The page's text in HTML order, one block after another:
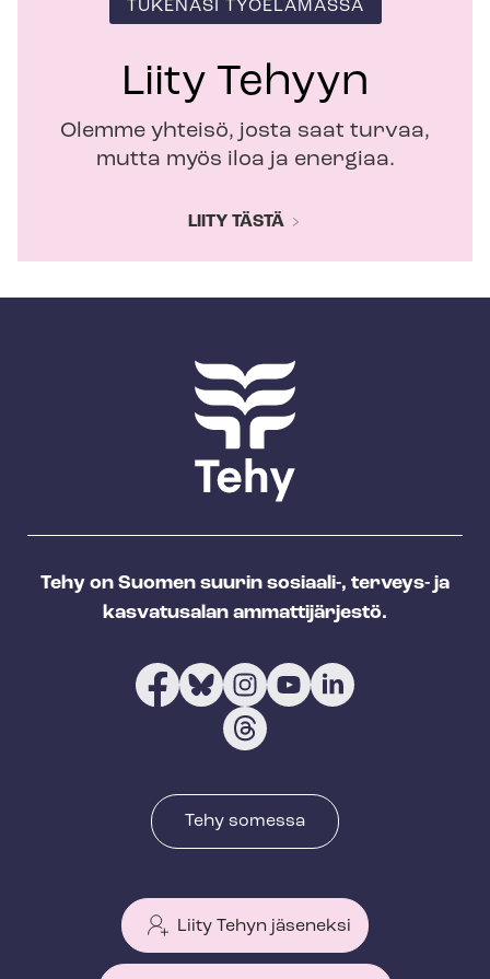
TUKENASI TYÖELÄMÄSSÄ
Liity Tehyyn
Olemme yhteisö, josta saat turvaa,
mutta myös iloa ja energiaa.
LIITY TÄSTÄ
Tehy on Suomen suurin sosiaali-, terveys- ja
kasvatusalan ammattijärjestö.
Tehy somessa
Liity Tehyn jäseneksi